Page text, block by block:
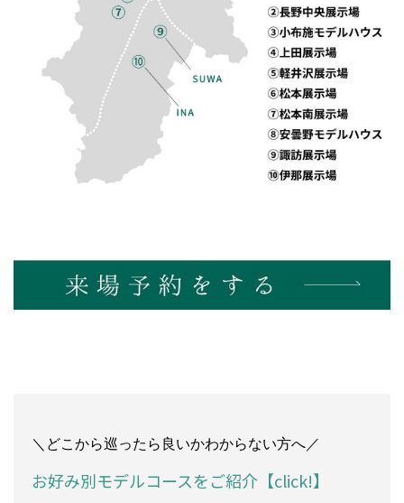
＼どこから巡ったら良いかわからない方へ／
お好み別モデルコースをご紹介【click!】